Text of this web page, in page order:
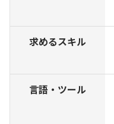
求めるスキル
言語・ツール